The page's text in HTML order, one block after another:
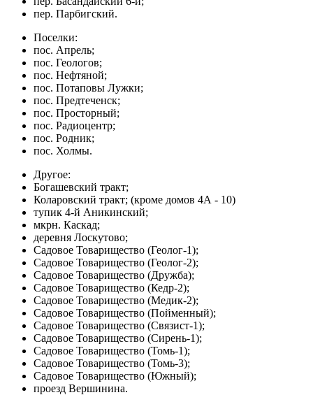
пер. Парбигский.
Поселки:
пос. Апрель;
пос. Геологов;
пос. Нефтяной;
пос. Потаповы Лужки;
пос. Предтеченск;
пос. Просторный;
пос. Радиоцентр;
пос. Родник;
пос. Холмы.
Другое:
Богашевский тракт;
Коларовский тракт; (кроме домов 4А - 10)
тупик 4-й Аникинский;
мкрн. Каскад;
деревня Лоскутово;
Садовое Товарищество (Геолог-1);
Садовое Товарищество (Геолог-2);
Садовое Товарищество (Дружба);
Садовое Товарищество (Кедр-2);
Садовое Товарищество (Медик-2);
Садовое Товарищество (Пойменный);
Садовое Товарищество (Связист-1);
Садовое Товарищество (Сирень-1);
Садовое Товарищество (Томь-1);
Садовое Товарищество (Томь-3);
Садовое Товарищество (Южный);
проезд Вершинина.